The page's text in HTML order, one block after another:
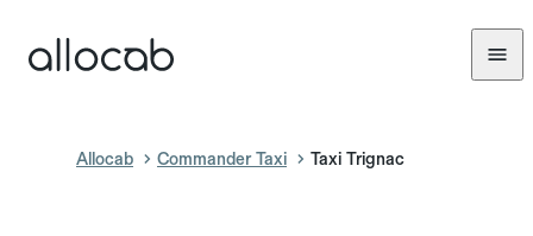
Allocab Commander Taxi Taxi Trignac